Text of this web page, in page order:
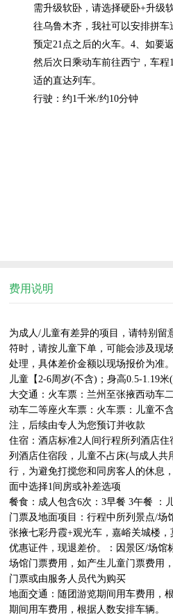
需升级软卧，请选择硬卧+升级
往乌鲁木齐，我社可以安排拼
预定21点之后的火车。4、如要
然后次日乘动车前往西宁，车
适的直达列车。
费用说明
为成人/儿童有差异的项目，请特别留
符时，请按儿童下单，可能会涉及现
处理，具体差价金额以现场报价为准
儿童【2-6周岁(不含)；身高0.5-1.19米(
大交通：火车票：兰州至张掖西动车
动车二等座火车票：火车票：儿童不
注，后续由专人为您预订并收款
住宿：酒店标准2人间行程所列酒店
列酒店住宿段，儿童不占床(与成人共
行，为避免打搅您和同房客人的休息
面中选择1间房或补差选项
餐食：成人包含6次：3早餐 3午餐 ：
门票及地面项目：行程中所列景点/场
张掖七彩丹霞+观光车，嘉峪关城楼
优惠证件，现退差价。：因景区/场馆
场馆门票费用，如产生儿童门票费用
门票或由服务人员代为购买
地面交通：随团游览期间用车费用，
期间用车费用，根据人数安排车辆。